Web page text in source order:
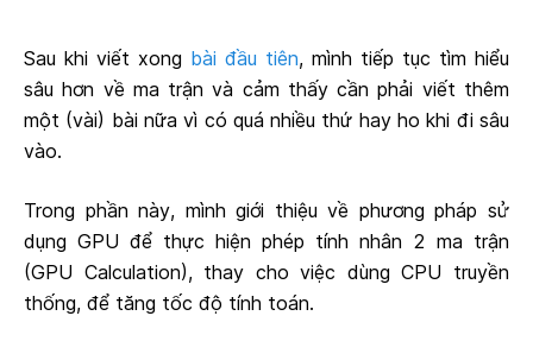
Sau khi viết xong bài đầu tiên, mình tiếp tục tìm hiểu
sâu hơn về ma trận và cảm thấy cần phải viết thêm
một (vài) bài nữa vì có quá nhiều thứ hay ho khi đi sâu
vào.
Trong phần này, mình giới thiệu về phương pháp sử
dụng GPU để thực hiện phép tính nhân 2 ma trận
(GPU Calculation), thay cho việc dùng CPU truyền
thống, để tăng tốc độ tính toán.